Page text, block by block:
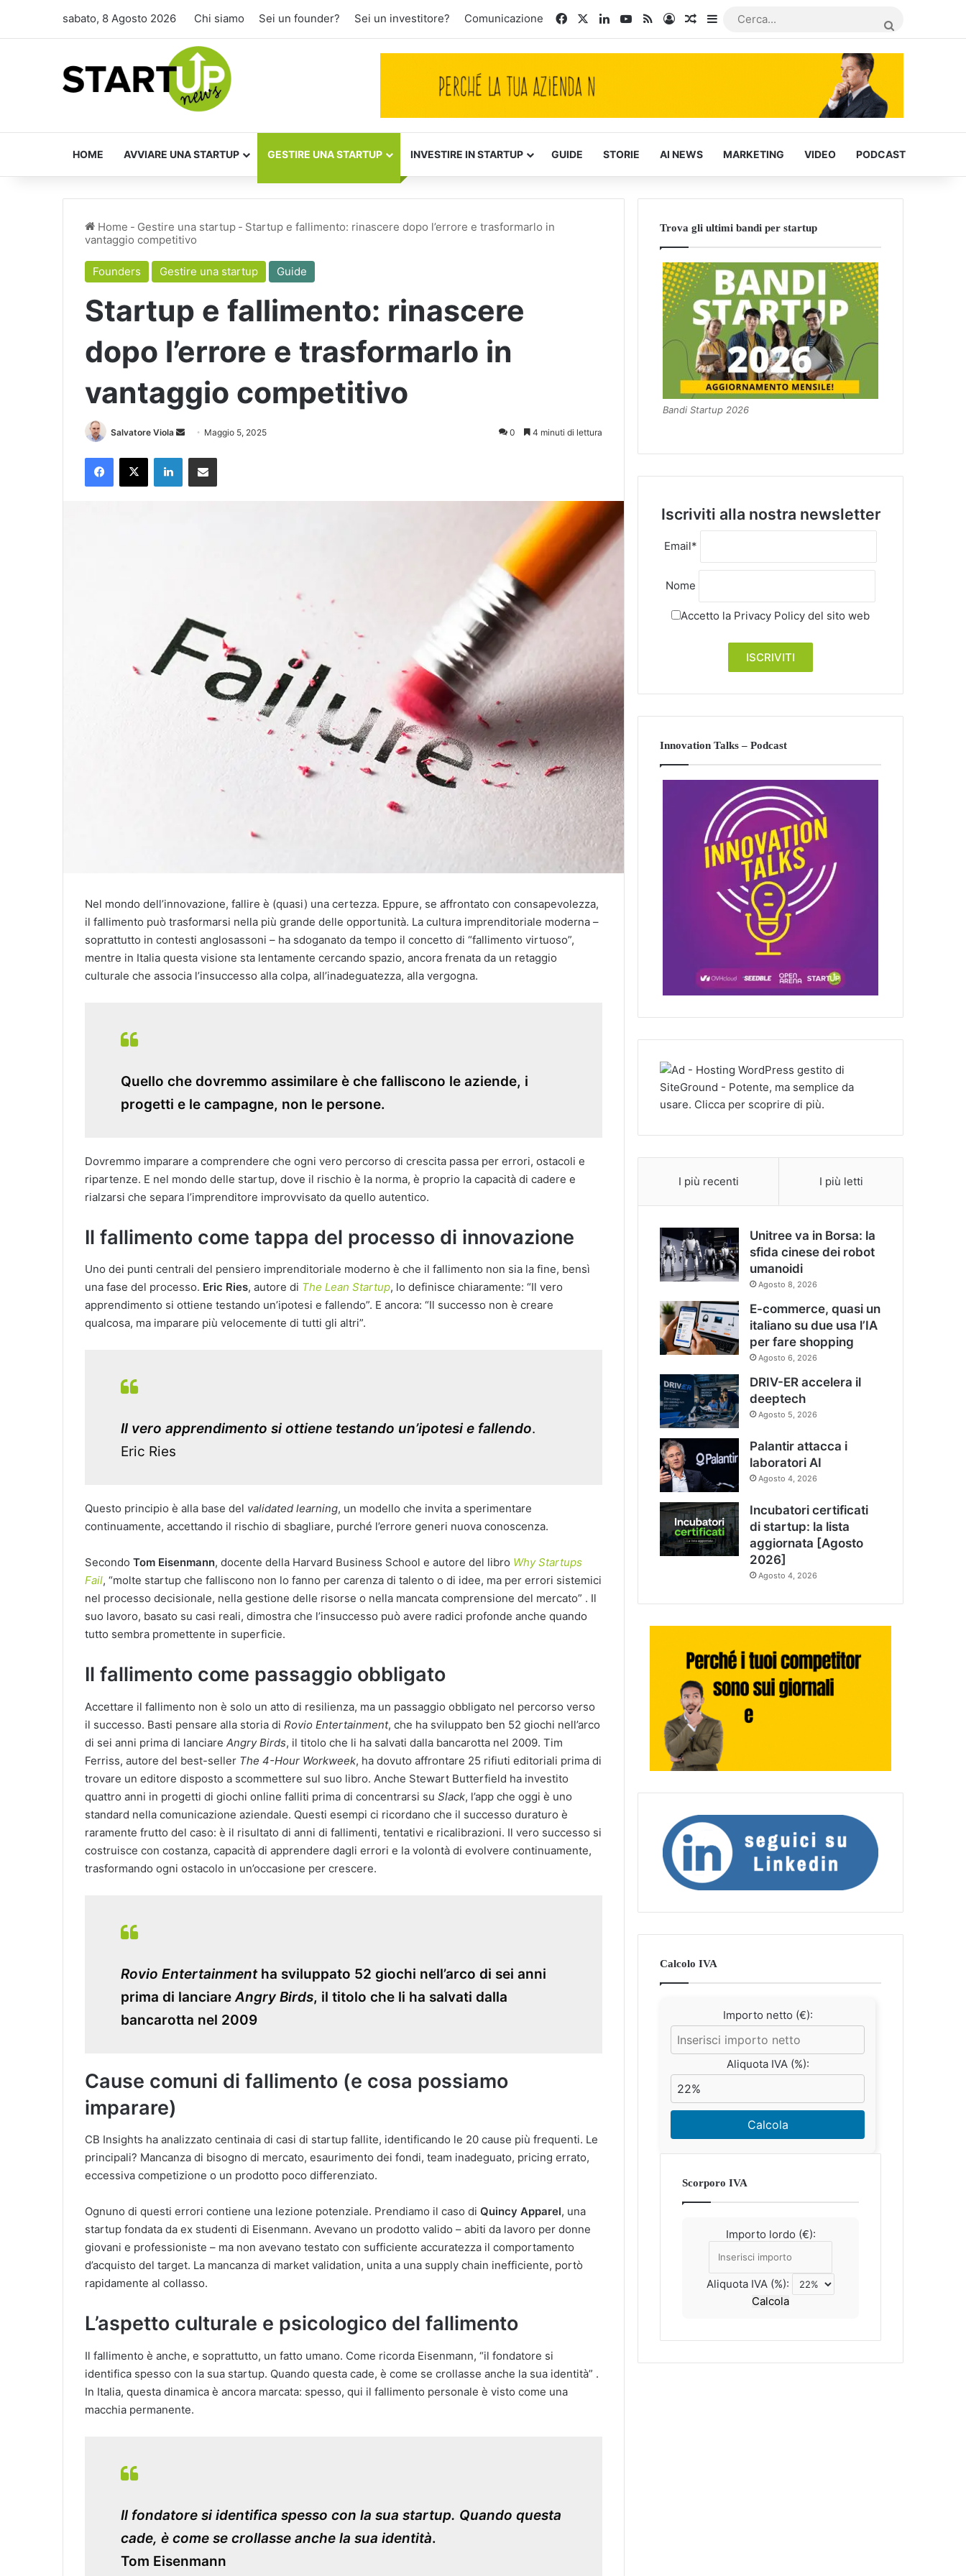
sabato, 8 Agosto 2026 Chi siamo Sei un founder? Sei un investitore? Comunicazione FacebookLinkedInYou Tube
RSSAccediArticoli Casuali
Barra laterale
HOME AVVIARE UNA STARTUP GESTIRE UNA STARTUP INVESTIRE IN STARTUP GUIDE STORIE AI NEWS MARKETING VIDEO PODCAST
Home - Gestire una startup - Startup e fallimento: rinascere dopo l’errore e trasformarlo in
vantaggio competitivo
Founders Gestire una startup Guide
Startup e fallimento: rinascere
dopo l’errore e trasformarlo in
vantaggio competitivo
Salvatore Viola
Invia Maggio 5, 2025 0 4 minuti di lettura
Facebook
X LinkedInCondividi via Email
Nel mondo dell’innovazione, fallire è (quasi) una certezza. Eppure, se affrontato con consapevolezza,
il fallimento può trasformarsi nella più grande delle opportunità. La cultura imprenditoriale moderna –
soprattutto in contesti anglosassoni – ha sdoganato da tempo il concetto di “fallimento virtuoso”,
mentre in Italia questa visione sta lentamente cercando spazio, ancora frenata da un retaggio
culturale che associa l’insuccesso alla colpa, all’inadeguatezza, alla vergogna.
Quello che dovremmo assimilare è che falliscono le aziende, i
progetti e le campagne, non le persone.
Dovremmo imparare a comprendere che ogni vero percorso di crescita passa per errori, ostacoli e
ripartenze. E nel mondo delle startup, dove il rischio è la norma, è proprio la capacità di cadere e
rialzarsi che separa l’imprenditore improvvisato da quello autentico.
Il fallimento come tappa del processo di innovazione
Uno dei punti centrali del pensiero imprenditoriale moderno è che il fallimento non sia la fine, bensì
una fase del processo. Eric Ries, autore di The Lean Startup, lo definisce chiaramente: “Il vero
apprendimento si ottiene testando un’ipotesi e fallendo”. E ancora: “Il successo non è creare
qualcosa, ma imparare più velocemente di tutti gli altri”.
Il vero apprendimento si ottiene testando un’ipotesi e fallendo.
Eric Ries
Questo principio è alla base del validated learning, un modello che invita a sperimentare
continuamente, accettando il rischio di sbagliare, purché l’errore generi nuova conoscenza.
Secondo Tom Eisenmann, docente della Harvard Business School e autore del libro Why Startups
Fail, “molte startup che falliscono non lo fanno per carenza di talento o di idee, ma per errori sistemici
nel processo decisionale, nella gestione delle risorse o nella mancata comprensione del mercato” . Il
suo lavoro, basato su casi reali, dimostra che l’insuccesso può avere radici profonde anche quando
tutto sembra promettente in superficie.
Il fallimento come passaggio obbligato
Accettare il fallimento non è solo un atto di resilienza, ma un passaggio obbligato nel percorso verso
il successo. Basti pensare alla storia di Rovio Entertainment, che ha sviluppato ben 52 giochi nell’arco
di sei anni prima di lanciare Angry Birds, il titolo che li ha salvati dalla bancarotta nel 2009. Tim
Ferriss, autore del best-seller The 4-Hour Workweek, ha dovuto affrontare 25 rifiuti editoriali prima di
trovare un editore disposto a scommettere sul suo libro. Anche Stewart Butterfield ha investito
quattro anni in progetti di giochi online falliti prima di concentrarsi su Slack, l’app che oggi è uno
standard nella comunicazione aziendale. Questi esempi ci ricordano che il successo duraturo è
raramente frutto del caso: è il risultato di anni di fallimenti, tentativi e ricalibrazioni. Il vero successo si
costruisce con costanza, capacità di apprendere dagli errori e la volontà di evolvere continuamente,
trasformando ogni ostacolo in un’occasione per crescere.
Rovio Entertainment ha sviluppato 52 giochi nell’arco di sei anni
prima di lanciareAngry Birds, il titolo che li ha salvati dalla
bancarotta nel 2009
Cause comuni di fallimento (e cosa possiamo
imparare)
CB Insights ha analizzato centinaia di casi di startup fallite, identificando le 20 cause più frequenti. Le
principali? Mancanza di bisogno di mercato, esaurimento dei fondi, team inadeguato, pricing errato,
eccessiva competizione o un prodotto poco differenziato​.
Ognuno di questi errori contiene una lezione potenziale. Prendiamo il caso di Quincy Apparel, una
startup fondata da ex studenti di Eisenmann. Avevano un prodotto valido – abiti da lavoro per donne
giovani e professioniste – ma non avevano testato con sufficiente accuratezza il comportamento
d’acquisto del target. La mancanza di market validation, unita a una supply chain inefficiente, portò
rapidamente al collasso.
L’aspetto culturale e psicologico del fallimento
Il fallimento è anche, e soprattutto, un fatto umano. Come ricorda Eisenmann, “il fondatore si
identifica spesso con la sua startup. Quando questa cade, è come se crollasse anche la sua identità” .
In Italia, questa dinamica è ancora marcata: spesso, qui il fallimento personale è visto come una
macchia permanente.
Il fondatore si identifica spesso con la sua startup. Quando questa
cade, è come se crollasse anche la sua identità.
Tom Eisenmann
Trova gli ultimi bandi per startup
Bandi Startup 2026
Iscriviti alla nostra newsletter
Email*
Nome
Accetto la Privacy Policy del sito web
Innovation Talks – Podcast
I più recenti I più letti
Unitree va in Borsa: la
sfida cinese dei robot
umanoidi
Agosto 8, 2026
E-commerce, quasi un
italiano su due usa l’IA
per fare shopping
Agosto 6, 2026
DRIV-ER accelera il
deeptech
Agosto 5, 2026
Palantir attacca i
laboratori AI
Agosto 4, 2026
Incubatori certificati
di startup: la lista
aggiornata [Agosto
2026]
Agosto 4, 2026
Calcolo IVA
Importo netto (€):
Aliquota IVA (%):
Calcola
Scorporo IVA
Importo lordo (€):
Aliquota IVA (%):
Calcola